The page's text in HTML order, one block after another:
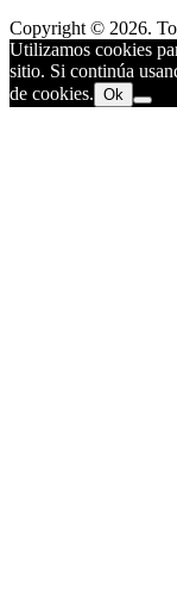
Copyright © 2026.
Utilizamos cookies
sitio. Si continúa
de cookies. Ok